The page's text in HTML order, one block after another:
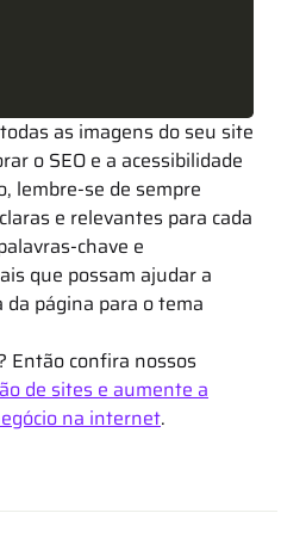
as imagens do seu site
o SEO e a acessibilidade
lembre-se de sempre
e relevantes para cada
chave e
que possam ajudar a
página para o tema
Então confira nossos
de sites e aumente a
na internet.